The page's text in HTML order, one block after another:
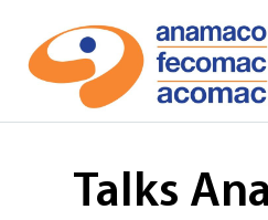
Talks